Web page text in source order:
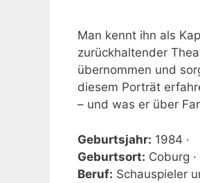
Man kennt ihn als
zurückhaltender
übernommen und
diesem Porträt
– und was er über
Geburtsjahr: 1984 ·
Geburtsort: Coburg ·
Beruf: Schauspieler